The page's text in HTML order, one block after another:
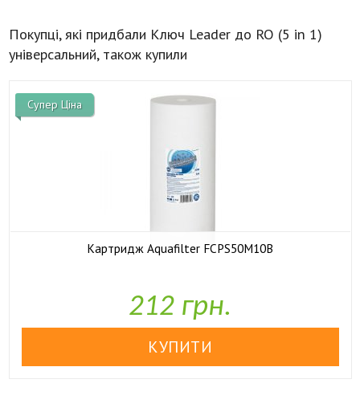
Покупці, які придбали Ключ Leader до RO (5 in 1)
універсальний, також купили
Супер Ціна
Картридж Aquafilter FCPS50M10B
212 грн.